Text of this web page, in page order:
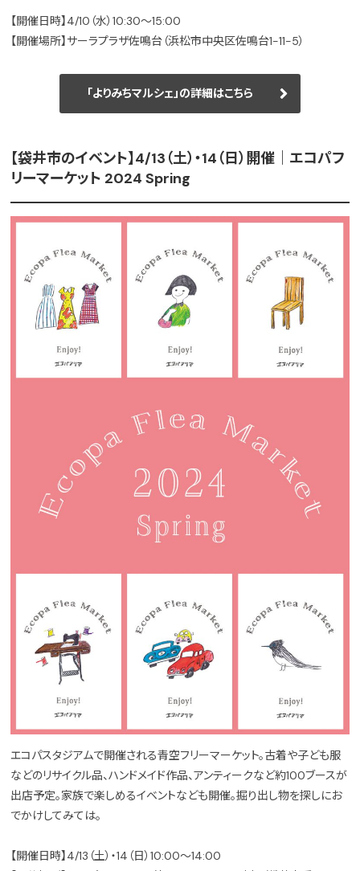
【開催日時】4/10（水）10:30〜15:00
【開催場所】サーラプラザ佐鳴台（浜松市中央区佐鳴台1-11-5）
「よりみちマルシェ」の詳細はこちら
【袋井市のイベント】4/13（土）・14（日）開催｜エコパフ
リーマーケット 2024 Spring
エコパスタジアムで開催される青空フリーマーケット。古着や子ども服
などのリサイクル品、ハンドメイド作品、アンティークなど約100ブースが
出店予定。家族で楽しめるイベントなども開催。掘り出し物を探しにお
でかけしてみては。
【開催日時】4/13（土）・14（日）10:00～14:00